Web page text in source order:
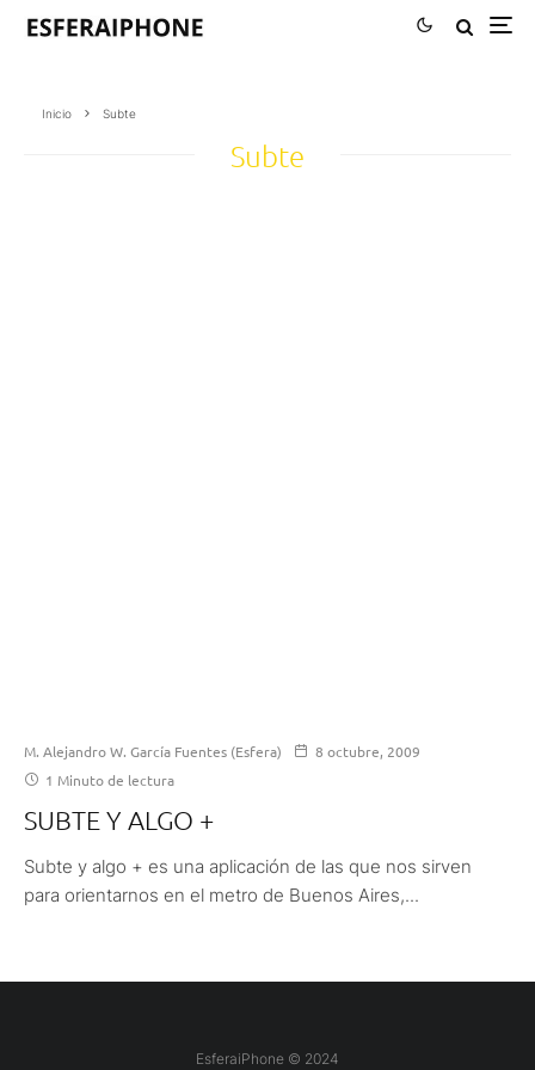
Inicio Subte
Subte
M. Alejandro W. García Fuentes (Esfera)
8 octubre, 2009
1 Minuto de lectura
SUBTE Y ALGO +
Subte y algo + es una aplicación de las que nos sirven
para orientarnos en el metro de Buenos Aires,...
EsferaiPhone © 2024